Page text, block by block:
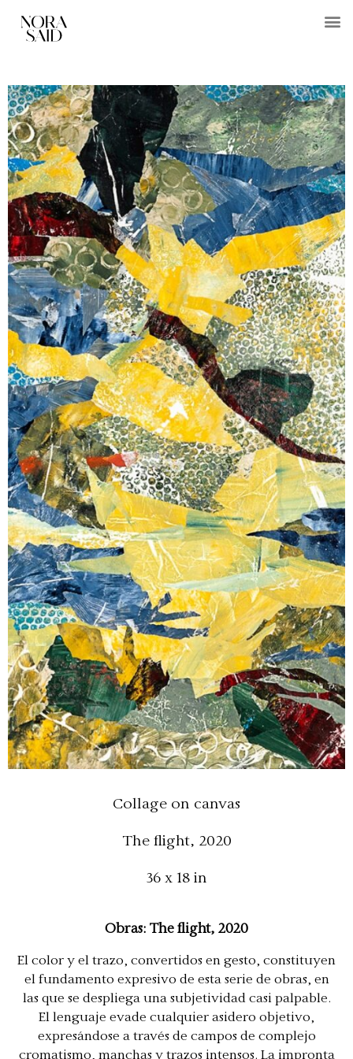
Collage on canvas
The flight, 2020
36 x 18 in
Obras: The flight, 2020
El color y el trazo, convertidos en gesto, constituyen
el fundamento expresivo de esta serie de obras, en
las que se despliega una subjetividad casi palpable.
El lenguaje evade cualquier asidero objetivo,
expresándose a través de campos de complejo
cromatismo, manchas y trazos intensos. La impronta